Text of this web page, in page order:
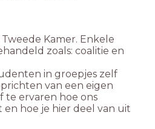
Kamer. Enkele
zoals: coalitie en
in groepjes zelf
van een eigen
te ervaren hoe ons
hoe je hier deel van uit